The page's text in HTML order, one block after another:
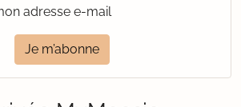
adresse e-mail
Je m’abonne